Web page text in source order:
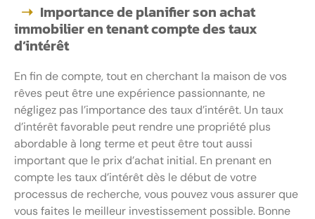
Importance de planifier son achat
immobilier en tenant compte des taux
d’intérêt
En fin de compte, tout en cherchant la maison de vos
rêves peut être une expérience passionnante, ne
négligez pas l’importance des taux d’intérêt. Un taux
d’intérêt favorable peut rendre une propriété plus
abordable à long terme et peut être tout aussi
important que le prix d’achat initial. En prenant en
compte les taux d’intérêt dès le début de votre
processus de recherche, vous pouvez vous assurer que
vous faites le meilleur investissement possible. Bonne